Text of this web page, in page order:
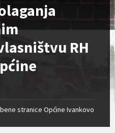
RH
stranice Općine Ivankovo